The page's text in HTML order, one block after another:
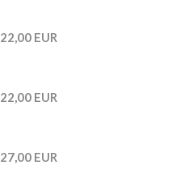
22,00 EUR
22,00 EUR
27,00 EUR